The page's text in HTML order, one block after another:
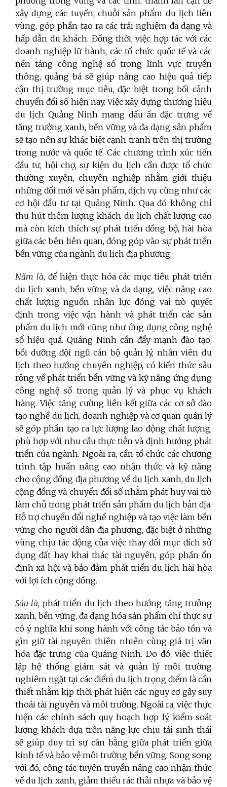
xây dựng các tuyến, chuỗi sản phẩm du lịch liên
vùng, góp phần tạo ra các trải nghiệm đa dạng và
hấp dẫn du khách. Đồng thời, việc hợp tác với các
doanh nghiệp lữ hành, các tổ chức quốc tế và các
nền tảng công nghệ số trong lĩnh vực truyền
thông, quảng bá sẽ giúp nâng cao hiệu quả tiếp
cận thị trường mục tiêu, đặc biệt trong bối cảnh
chuyển đổi số hiện nay. Việc xây dựng thương hiệu
du lịch Quảng Ninh mang dấu ấn đặc trưng về
tăng trưởng xanh, bền vững và đa dạng sản phẩm
sẽ tạo nên sự khác biệt cạnh tranh trên thị trường
trong nước và quốc tế. Các chương trình xúc tiến
đầu tư, hội chợ, sự kiện du lịch cần được tổ chức
thường xuyên, chuyên nghiệp nhằm giới thiệu
những đổi mới về sản phẩm, dịch vụ cũng như các
cơ hội đầu tư tại Quảng Ninh. Qua đó không chỉ
thu hút thêm lượng khách du lịch chất lượng cao
mà còn kích thích sự phát triển đồng bộ, hài hòa
giữa các bên liên quan, đóng góp vào sự phát triển
bền vững của ngành du lịch địa phương.
Năm là, để hiện thực hóa các mục tiêu phát triển
du lịch xanh, bền vững và đa dạng, việc nâng cao
chất lượng nguồn nhân lực đóng vai trò quyết
định trong việc vận hành và phát triển các sản
phẩm du lịch mới cũng như ứng dụng công nghệ
số hiệu quả. Quảng Ninh cần đẩy mạnh đào tạo,
bồi dưỡng đội ngũ cán bộ quản lý, nhân viên du
lịch theo hướng chuyên nghiệp, có kiến thức sâu
rộng về phát triển bền vững và kỹ năng ứng dụng
công nghệ số trong quản lý và phục vụ khách
hàng. Việc tăng cường liên kết giữa các cơ sở đào
tạo nghề du lịch, doanh nghiệp và cơ quan quản lý
sẽ góp phần tạo ra lực lượng lao động chất lượng,
phù hợp với nhu cầu thực tiễn và định hướng phát
triển của ngành. Ngoài ra, cần tổ chức các chương
trình tập huấn nâng cao nhận thức và kỹ năng
cho cộng đồng địa phương về du lịch xanh, du lịch
cộng đồng và chuyển đổi số nhằm phát huy vai trò
làm chủ trong phát triển sản phẩm du lịch bản địa.
Hỗ trợ chuyển đổi nghề nghiệp và tạo việc làm bền
vững cho người dân địa phương, đặc biệt ở những
vùng chịu tác động của việc thay đổi mục đích sử
dụng đất hay khai thác tài nguyên, góp phần ổn
định xã hội và bảo đảm phát triển du lịch hài hòa
với lợi ích cộng đồng.
Sáu là, phát triển du lịch theo hướng tăng trưởng
xanh, bền vững, đa dạng hóa sản phẩm chỉ thực sự
có ý nghĩa khi song hành với công tác bảo tồn và
gìn giữ tài nguyên thiên nhiên cùng giá trị văn
hóa đặc trưng của Quảng Ninh. Do đó, việc thiết
lập hệ thống giám sát và quản lý môi trường
nghiêm ngặt tại các điểm du lịch trọng điểm là cần
thiết nhằm kịp thời phát hiện các nguy cơ gây suy
thoái tài nguyên và môi trường. Ngoài ra, việc thực
hiện các chính sách quy hoạch hợp lý, kiểm soát
lượng khách dựa trên năng lực chịu tải sinh thái
sẽ giúp duy trì sự cân bằng giữa phát triển giữa
kinh tế và bảo vệ môi trường bền vững. Song song
với đó, công tác tuyên truyền nâng cao nhận thức
về du lịch xanh, giảm thiểu rác thải nhựa và bảo vệ